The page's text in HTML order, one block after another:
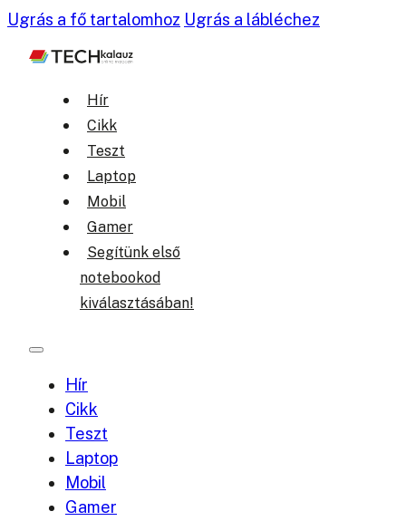
Ugrás a fő tartalomhoz Ugrás a lábléchez
Hír
Cikk
Teszt
Laptop
Mobil
Gamer
Segítünk első
notebookod
kiválasztásában!
Hír
Cikk
Teszt
Laptop
Mobil
Gamer